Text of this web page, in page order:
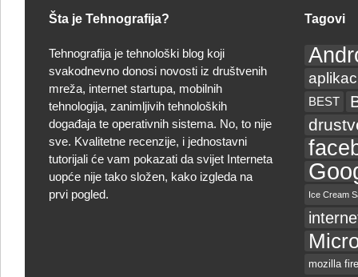
Šta je Tehnografija?
Tehnografija je tehnološki blog koji
svakodnevno donosi novosti iz društvenih
mreža, internet startupa, mobilnih
tehnologija, zanimljivih tehnoloških
događaja te operativnih sistema. No, to nije
sve. Kvalitetne recenzije, i jednostavni
tutorijali će vam pokazati da svijet Interneta
uopće nije tako složen, kako izgleda na
prvi pogled.
Tagovi
BEST
Ice Cream
mozilla